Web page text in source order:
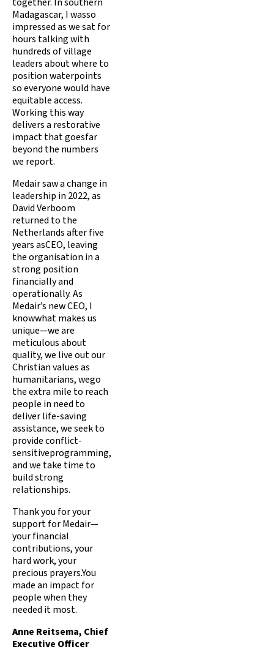
Madagascar, I wasso
impressed as we sat for
hours talking with
hundreds of village
leaders about where to
position waterpoints
so everyone would have
equitable access.
Working this way
delivers a restorative
impact that goesfar
beyond the numbers
we report.
Medair saw a change in
leadership in 2022, as
David Verboom
returned to the
Netherlands after five
years asCEO, leaving
the organisation in a
strong position
financially and
operationally. As
Medair’s new CEO, I
knowwhat makes us
unique—we are
meticulous about
quality, we live out our
Christian values as
humanitarians, wego
the extra mile to reach
people in need to
deliver life-saving
assistance, we seek to
provide conflict-
sensitiveprogramming,
and we take time to
build strong
relationships.
Thank you for your
support for Medair—
your financial
contributions, your
hard work, your
precious prayers.You
made an impact for
people when they
needed it most.
Anne Reitsema, Chief
Executive Officer